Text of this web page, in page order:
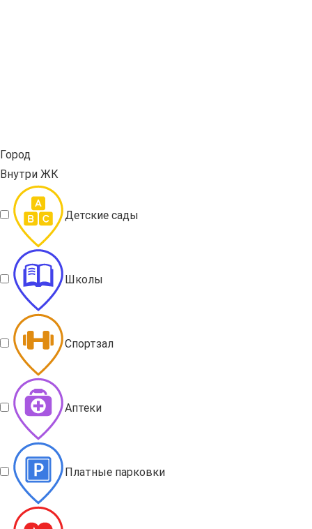
Город
Внутри ЖК
Детские сады
Школы
Спортзал
Аптеки
Платные парковки